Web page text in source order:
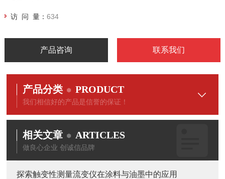
访 问 量： 634
产品咨询 联系我们
产品分类 PRODUCT
我们相信好的产品是信誉的保证！
相关文章 ARTICLES
做良心企业 创诚信品牌
探索触变性测量流变仪在涂料与油墨中的应用